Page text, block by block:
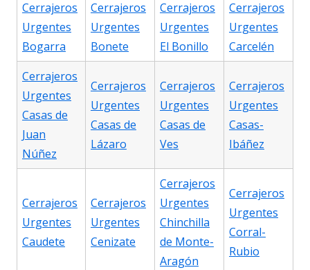
Cerrajeros
Urgentes
Bogarra
Cerrajeros
Urgentes
Bonete
Cerrajeros
Urgentes
El Bonillo
Cerrajeros
Urgentes
Carcelén
Cerrajeros
Urgentes
Casas de
Juan
Núñez
Cerrajeros
Urgentes
Casas de
Lázaro
Cerrajeros
Urgentes
Casas de
Ves
Cerrajeros
Urgentes
Casas-
Ibáñez
Cerrajeros
Urgentes
Caudete
Cerrajeros
Urgentes
Cenizate
Cerrajeros
Urgentes
Chinchilla
de Monte-
Aragón
Cerrajeros
Urgentes
Corral-
Rubio